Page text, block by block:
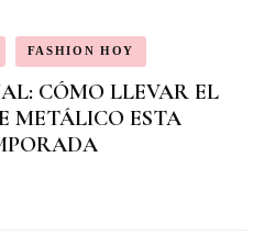
FASHION HOY
CÓMO LLEVAR EL
METÁLICO ESTA